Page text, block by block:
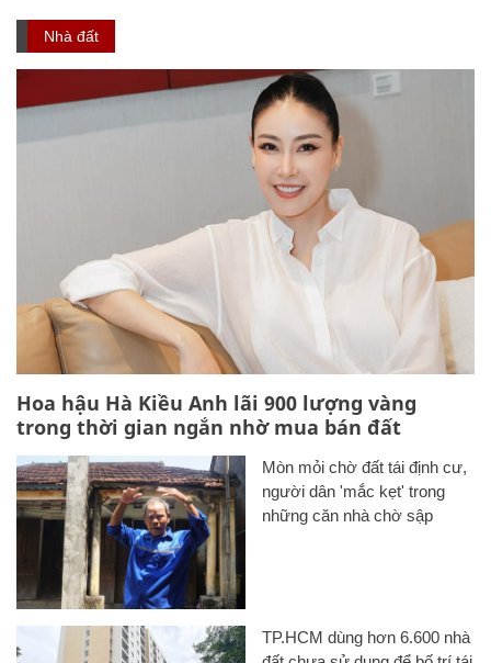
Nhà đất
Hoa hậu Hà Kiều Anh lãi 900 lượng vàng
trong thời gian ngắn nhờ mua bán đất
Mòn mỏi chờ đất tái định cư,
người dân 'mắc kẹt' trong
những căn nhà chờ sập
TP.HCM dùng hơn 6.600 nhà